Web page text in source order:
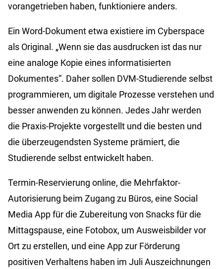
vorangetrieben haben, funktioniere anders.
Ein Word-Dokument etwa existiere im Cyberspace
als Original. „Wenn sie das ausdrucken ist das nur
eine analoge Kopie eines informatisierten
Dokumentes“. Daher sollen DVM-Studierende selbst
programmieren, um digitale Prozesse verstehen und
besser anwenden zu können. Jedes Jahr werden
die Praxis-Projekte vorgestellt und die besten und
die überzeugendsten Systeme prämiert, die
Studierende selbst entwickelt haben.
Termin-Reservierung online, die Mehrfaktor-
Autorisierung beim Zugang zu Büros, eine Social
Media App für die Zubereitung von Snacks für die
Mittagspause, eine Fotobox, um Ausweisbilder vor
Ort zu erstellen, und eine App zur Förderung
positiven Verhaltens haben im Juli Auszeichnungen